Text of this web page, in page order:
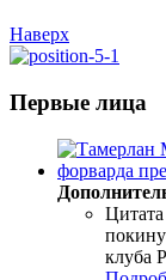
Наверх
Первые лица
клуба